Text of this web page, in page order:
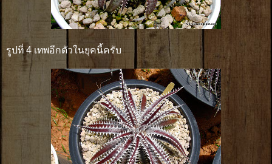
รูปที่ 4 เทพอีกตัวในยุคนี้ครับ